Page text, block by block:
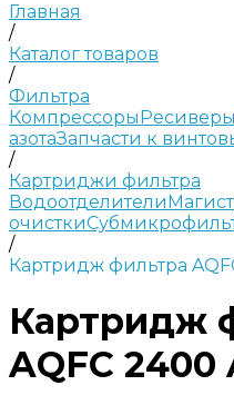
Главная
/
Каталог товаров
/
Фильтра
КомпрессорыРесиверы
азотаЗапчасти к
/
Картриджи фильтра
Водоотделители
очистки
/
Картридж фильтра
Картридж
AQFC 2400